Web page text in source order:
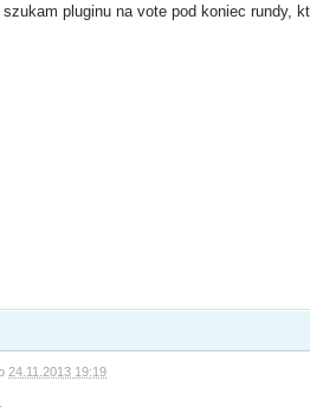
pluginu na vote pod koniec rundy,
24.11.2013 19:19